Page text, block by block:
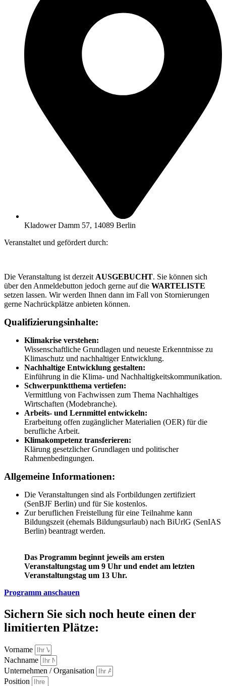
Kladower Damm 57, 14089 Berlin
Veranstaltet und gefördert durch:
Die Veranstaltung ist derzeit AUSGEBUCHT. Sie können sich
über den Anmeldebutton jedoch gerne auf die WARTELISTE
setzen lassen. Wir werden Ihnen dann im Fall von Stornierungen
gerne Nachrückplätze anbieten können.
Qualifizierungsinhalte:
Klimakrise verstehen:
Wissenschaftliche Grundlagen und neueste Erkenntnisse zu
Klimaschutz und nachhaltiger Entwicklung.
Nachhaltige Entwicklung gestalten:
Einführung in die Klima- und Nachhaltigkeitskommunikation.
Schwerpunktthema vertiefen:
Vermittlung von Fachwissen zum Thema Nachhaltiges
Wirtschaften (Modebranche).
Arbeits- und Lernmittel entwickeln:
Erarbeitung offen zugänglicher Materialien (OER) für die
berufliche Arbeit.
Klimakompetenz transferieren:
Klärung gesetzlicher Grundlagen und politischer
Rahmenbedingungen.
Allgemeine Informationen:
Die Veranstaltungen sind als Fortbildungen zertifiziert
(SenBJF Berlin) und für Sie kostenlos.
Zur beruflichen Freistellung für eine Teilnahme kann
Bildungszeit (ehemals Bildungsurlaub) nach BiUrlG (SenIAS
Berlin) beantragt werden.
Das Programm beginnt jeweils am ersten
Veranstaltungstag um 9 Uhr und endet am letzten
Veranstaltungstag um 13 Uhr.
Programm anschauen
Sichern Sie sich noch heute einen der
limitierten Plätze:
Vorname
Nachname
Unternehmen / Organisation
Position